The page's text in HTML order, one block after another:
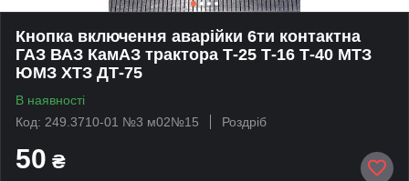
Кнопка включення аварійки 6ти контактна
ГАЗ ВАЗ КамАЗ трактора Т-25 Т-16 Т-40 МТЗ
ЮМЗ ХТЗ ДТ-75
В наявності
Код: 249.3710-01 №3 м02№15
Роздріб
50 ₴